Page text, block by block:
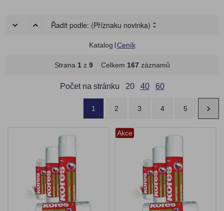
Řadit podle: (Příznaku novinka)
Katalog Ceník
Strana 1z 9Celkem 167záznamů
Počet na stránku 20 40 60
1 2 3 4 5
Akce